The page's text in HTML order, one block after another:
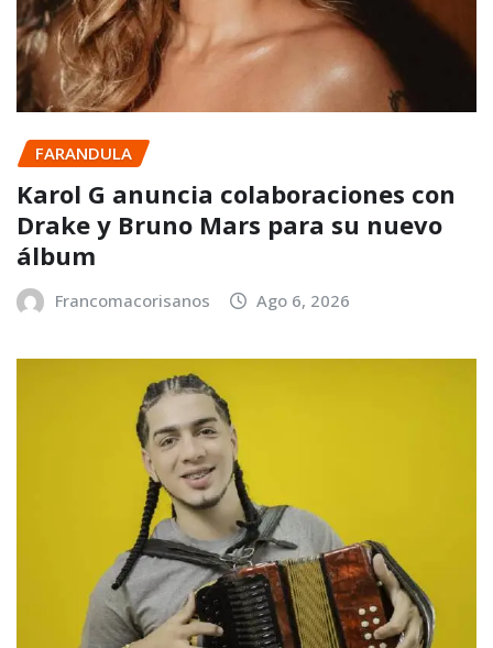
FARANDULA
Karol G anuncia colaboraciones con
Drake y Bruno Mars para su nuevo
álbum
Francomacorisanos Ago 6, 2026